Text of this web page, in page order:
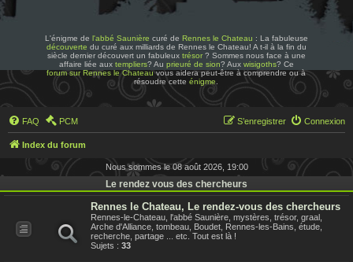
L'énigme de l'abbé Saunière curé de Rennes le Chateau : La fabuleuse
découverte du curé aux milliards de Rennes le Chateau! A t-il à la fin du
siècle dernier découvert un fabuleux trésor? Sommes nous face à une
affaire liée aux templiers? Au prieuré de sion? Aux wisigoths? Ce
forum sur Rennes le Chateauvous aidera peut-être à comprendre ou à
résoudre cetteénigme
FAQ PCM Connexion
S’enregistrer
Index du forum
Nous sommes le 08 août 2026, 19:00
Le rendez vous des chercheurs
Rennes le Chateau, Le rendez-vous des chercheurs
Rennes-le-Chateau, l'abbé Saunière, mystères, trésor, graal,
Arche d'Alliance, tombeau, Boudet, Rennes-les-Bains, étude,
recherche, partage ... etc. Tout est là !
Sujets : 33